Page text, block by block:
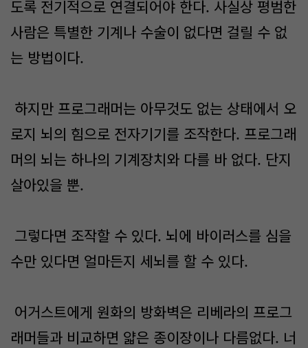
도록 전기적으로 연결되어야 한다. 사실상 평범한
사람은 특별한 기계나 수술이 없다면 걸릴 수 없
는 방법이다.
하지만 프로그래머는 아무것도 없는 상태에서 오
로지 뇌의 힘으로 전자기기를 조작한다. 프로그래
머의 뇌는 하나의 기계장치와 다를 바 없다. 단지
살아있을 뿐.
그렇다면 조작할 수 있다. 뇌에 바이러스를 심을
수만 있다면 얼마든지 세뇌를 할 수 있다.
어거스트에게 원화의 방화벽은 리베라의 프로그
래머들과 비교하면 얇은 종이장이나 다름없다. 너